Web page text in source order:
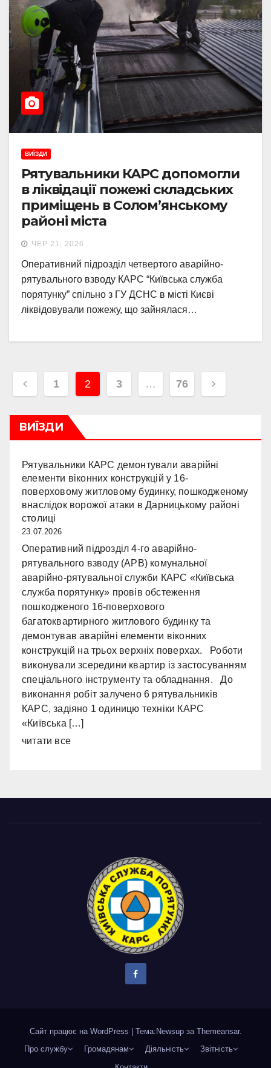
ВИЇЗДИ
Рятувальники КАРС допомогли
в ліквідації пожежі складських
приміщень в Солом’янському
районі міста
ЧЕР 21, 2026
Оперативний підрозділ четвертого аварійно-
рятувального взводу КАРС “Київська служба
порятунку” спільно з ГУ ДСНС в місті Києві
ліквідовували пожежу, що зайнялася…
Навігація
записів
1 2 3 … 76
ВИЇЗДИ
Рятувальники КАРС демонтували аварійні
елементи віконних конструкцій у 16-
поверховому житловому будинку, пошкодженому
внаслідок ворожої атаки в Дарницькому районі
столиці
23.07.2026
Оперативний підрозділ 4-го аварійно-
рятувального взводу (АРВ) комунальної
аварійно-рятувальної служби КАРС «Київська
служба порятунку» провів обстеження
пошкодженого 16-поверхового
багатоквартирного житлового будинку та
демонтував аварійні елементи віконних
конструкцій на трьох верхніх поверхах. Роботи
виконували зсередини квартир із застосуванням
спеціального інструменту та обладнання. До
виконання робіт залучено 6 рятувальників
КАРС, задіяно 1 одиницю техніки КАРС
«Київська […]
читати все
Сайт працює на WordPress Тема:Newsup за Themeansar.
Про службу
Громадянам Діяльність
Звітність